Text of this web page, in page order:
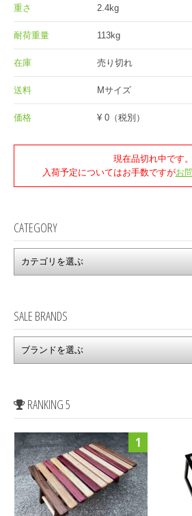
重さ 2.4kg
耐荷重量 113kg
在庫 売り切れ
送料 Mサイズ
価格 ¥ 0 （税別）
現在品切れ中です。
入荷予定についてはお手数ですがお
CATEGORY
SALE BRANDS
RANKING 5